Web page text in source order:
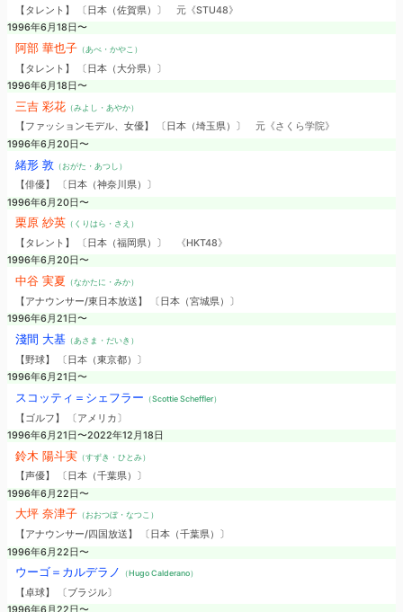
【タレント】 〔日本（佐賀県）〕 元《STU48》
1996年6月18日〜
阿部 華也子（あべ・かやこ）
【タレント】 〔日本（大分県）〕
1996年6月18日〜
三吉 彩花（みよし・あやか）
【ファッションモデル、女優】 〔日本（埼玉県）〕 元《さくら学院》
1996年6月20日〜
緒形 敦（おがた・あつし）
【俳優】 〔日本（神奈川県）〕
1996年6月20日〜
栗原 紗英（くりはら・さえ）
【タレント】 〔日本（福岡県）〕
《HKT48》
1996年6月20日〜
中谷 実夏 （なかたに・みか）
【アナウンサー/東日本放送】 〔日本（宮城県）〕
1996年6月21日〜
淺間 大基（あさま・だいき）
【野球】 〔日本（東京都）〕
1996年6月21日〜
スコッティ＝シェフラー （Scottie Scheffler）
【ゴルフ】 〔アメリカ〕
1996年6月21日〜2022年12月18日
鈴木 陽斗実（すずき・ひとみ）
【声優】 〔日本（千葉県）〕
1996年6月22日〜
大坪 奈津子（おおつぼ・なつこ）
【アナウンサー/四国放送】 〔日本（千葉県）〕
1996年6月22日〜
ウーゴ＝カルデラノ （Hugo Calderano）
【卓球】 〔ブラジル〕